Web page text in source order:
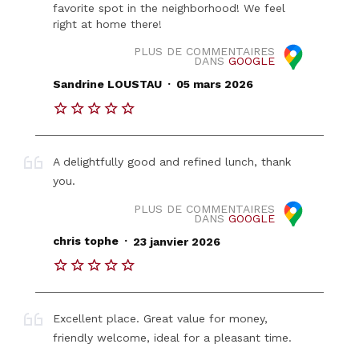
favorite spot in the neighborhood! We feel
right at home there!
PLUS DE COMMENTAIRES
DANS GOOGLE
Sandrine LOUSTAU . 05 mars 2026
A delightfully good and refined lunch, thank
you.
PLUS DE COMMENTAIRES
DANS GOOGLE
chris tophe . 23 janvier 2026
Excellent place. Great value for money,
friendly welcome, ideal for a pleasant time.